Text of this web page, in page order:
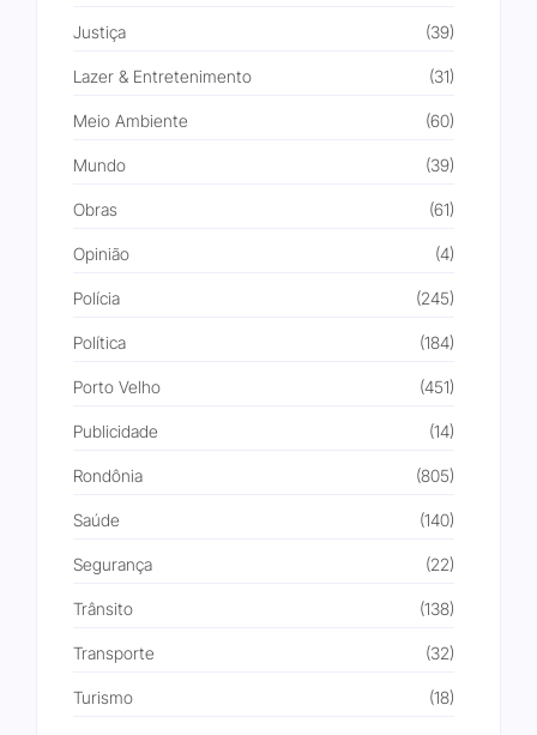
Justiça (39)
Lazer & Entretenimento (31)
Meio Ambiente (60)
Mundo (39)
Obras (61)
Opinião (4)
Polícia (245)
Política (184)
Porto Velho (451)
Publicidade (14)
Rondônia (805)
Saúde (140)
Segurança (22)
Trânsito (138)
Transporte (32)
Turismo (18)